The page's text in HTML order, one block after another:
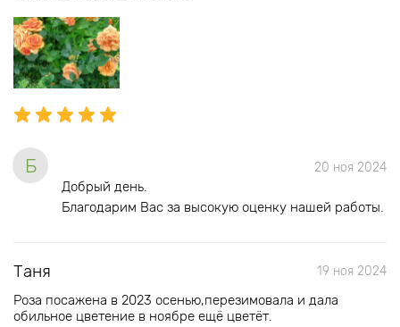
Б 20 ноя 2024
Добрый день.
Благодарим Вас за высокую оценку нашей работы.
Таня 19 ноя 2024
Роза посажена в 2023 осенью,перезимовала и дала
обильное цветение в ноябре ещё цветёт.